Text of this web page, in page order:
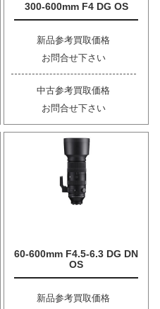
300-600mm F4 DG OS
新品参考買取価格
お問合せ下さい
中古参考買取価格
お問合せ下さい
60-600mm F4.5-6.3 DG DN
OS
新品参考買取価格